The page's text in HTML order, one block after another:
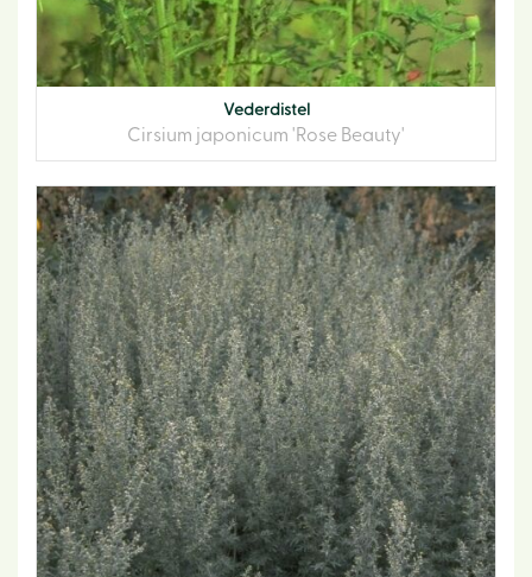
Vederdistel
Cirsium japonicum 'Rose Beauty'